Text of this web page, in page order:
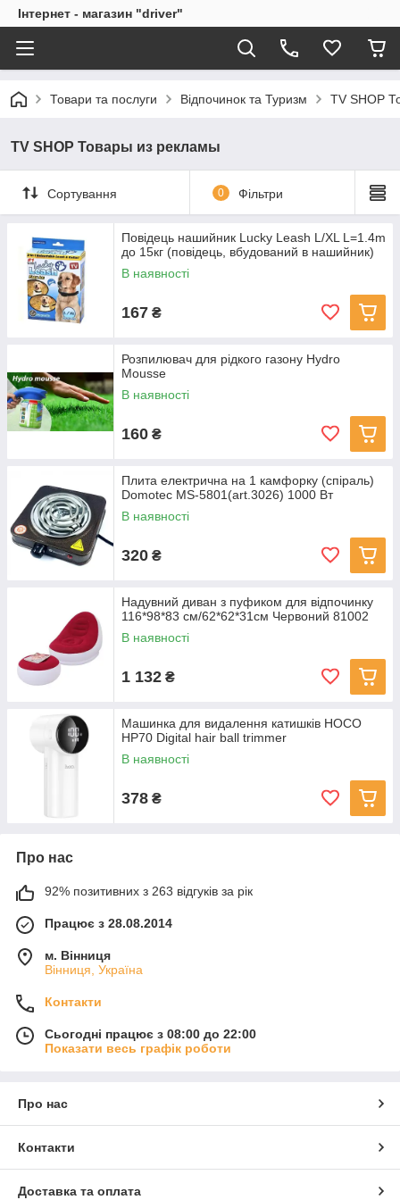
Інтернет - магазин "driver"
Товари та послуги Відпочинок та Туризм TV SHOP
TV SHOP Товары из рекламы
Сортування 0 Фільтри
Повідець нашийник Lucky Leash L/XL L=1.4m
до 15кг (повідець, вбудований в нашийник)
В наявності
167 ₴
Розпилювач для рідкого газону Hydro
Mousse
В наявності
160 ₴
Плита електрична на 1 камфорку (спіраль)
Domotec MS-5801(art.3026) 1000 Вт
В наявності
320 ₴
Надувний диван з пуфиком для відпочинку
116*98*83 см/62*62*31см Червоний 81002
В наявності
1 132 ₴
Машинка для видалення катишків HOCO
HP70 Digital hair ball trimmer
В наявності
378 ₴
Про нас
92% позитивних з 263 відгуків за рік
Працює з 28.08.2014
м. Вінниця
Вінниця, Україна
Контакти
Сьогодні працює з 08:00 до 22:00
Показати весь графік роботи
Про нас
Контакти
Доставка та оплата